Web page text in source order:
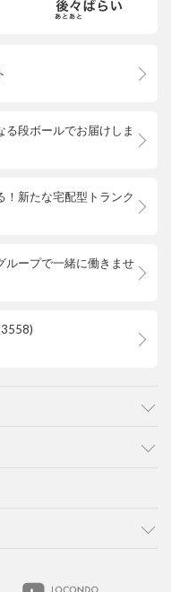
段ボールでお届けしま
！新たな宅配型トランク
ループで一緒に働きませ